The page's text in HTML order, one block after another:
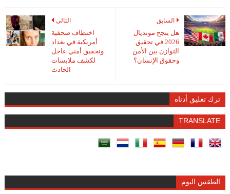
التالي
اختطاف صحفية
أمريكية في بغداد
وتحقيق أمني عاجل
لكشف ملابسات
الحادث
السابق
هل ينجح مونديال
2026 في تحقيق
التوازن بين الأمن
وحقوق الإنسان؟
ترك تعليق أدناه
TRANSLATE
الطقس اليوم